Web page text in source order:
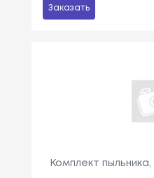
Заказать
Комплект